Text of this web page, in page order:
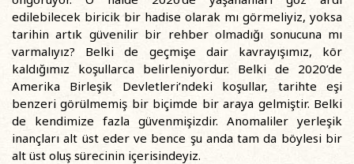
edilebilecek biricik bir hadise olarak mı görmeliyiz, yoksa
tarihin artık güvenilir bir rehber olmadığı sonucuna mı
varmalıyız? Belki de geçmişe dair kavrayışımız, kör
kaldığımız koşullarca belirleniyordur. Belki de 2020’de
Amerika Birleşik Devletleri’ndeki koşullar, tarihte eşi
benzeri görülmemiş bir biçimde bir araya gelmiştir. Belki
de kendimize fazla güvenmişizdir. Anomaliler yerleşik
inançları alt üst eder ve bence şu anda tam da böylesi bir
alt üst oluş sürecinin içerisindeyiz.